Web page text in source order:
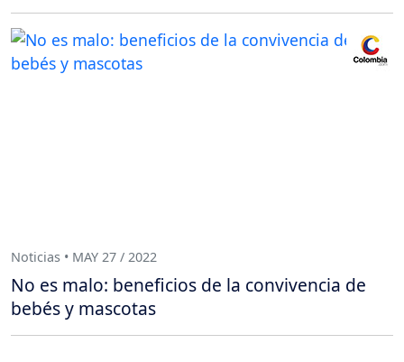
Noticias • MAY 27 / 2022
No es malo: beneficios de la convivencia de
bebés y mascotas